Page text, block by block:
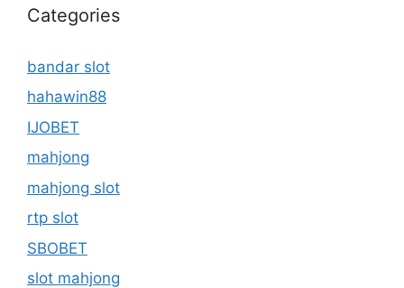
Categories
bandar slot
hahawin88
IJOBET
mahjong
mahjong slot
rtp slot
SBOBET
slot mahjong